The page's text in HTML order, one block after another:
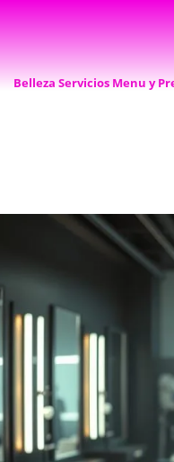
Belleza Servicios Menu y